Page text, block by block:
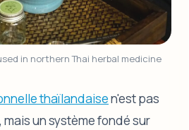
in northern Thai herbal medicine
thaïlandaisen'est pas
un système fondé sur